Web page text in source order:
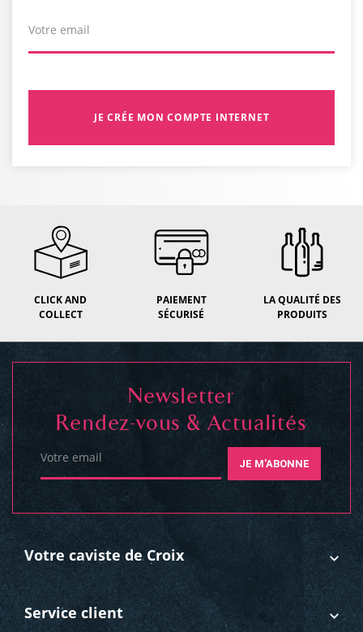
Votre email
CLICK AND
COLLECT
PAIEMENT
SÉCURISÉ
LA QUALITÉ DES
PRODUITS
Votre caviste de Croix
Service client
Newsletter
Rendez-vous & Actualités
Votre email JE M'ABONNE